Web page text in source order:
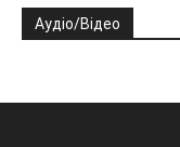
Аудіо/Відео